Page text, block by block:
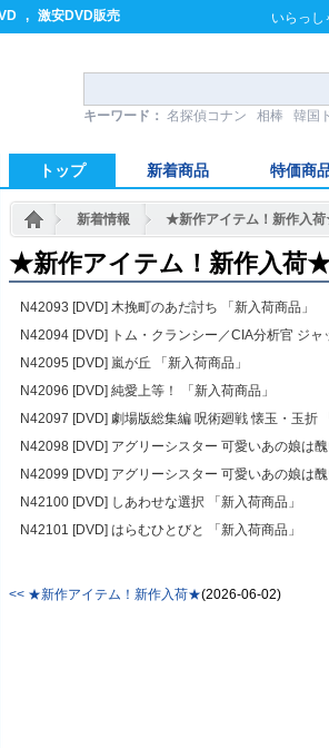
, 激安DVD販売 いらっし
キーワード： 名探偵コナン 相棒 韓国
トップ 新着商品 特価商
新着情報 ★新作アイテム！新作入
★新作アイテム！新作入荷
N42093 [DVD] 木挽町のあだ討ち 「新入荷商品」
N42094 [DVD] トム・クランシー／CIA分析官 ジャ
N42095 [DVD] 嵐が丘 「新入荷商品」
N42096 [DVD] 純愛上等！ 「新入荷商品」
N42097 [DVD] 劇場版総集編 呪術廻戦 懐玉・玉折
N42098 [DVD] アグリーシスター 可愛いあの娘は
N42099 [DVD] アグリーシスター 可愛いあの娘は
N42100 [DVD] しあわせな選択 「新入荷商品」
N42101 [DVD] はらむひとびと 「新入荷商品」
<< ★新作アイテム！新作入荷★(2026-06-02)